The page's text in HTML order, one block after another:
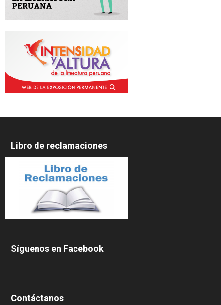
Libro de reclamaciones
Síguenos en Facebook
Contáctanos